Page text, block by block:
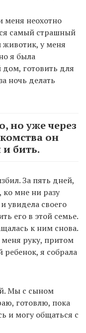
меня неохотно
самый страшный
у меня
я была
готовить для
ночь делать
но уже через
он
бить.
За пять дней,
мне ни разу
увидела своего
его в этой семье.
к ним снова.
руку, притом
я собрала
Мы с сыном
готовлю, пока
и могу общаться с